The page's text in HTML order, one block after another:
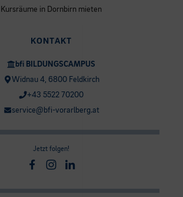
Kursräume in Dornbirn mieten
KONTAKT
bfi BILDUNGSCAMPUS
Widnau 4, 6800 Feldkirch
+43 5522 70200
service@bfi-vorarlberg.at
Jetzt folgen!
Facebook
Instagram
Linkedin